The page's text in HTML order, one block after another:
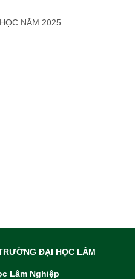
NĂM 2025
ĐẠI HỌC LÂM
Lâm Nghiệp